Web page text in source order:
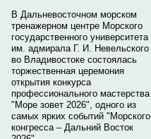
В Дальневосточном морском
тренажерном центре Морского
государственного университета
им. адмирала Г. И. Невельского
во Владивостоке состоялась
торжественная церемония
открытия конкурса
профессионального мастерства
"Море зовет 2026", одного из
самых ярких событий "Морского
конгресса – Дальний Восток